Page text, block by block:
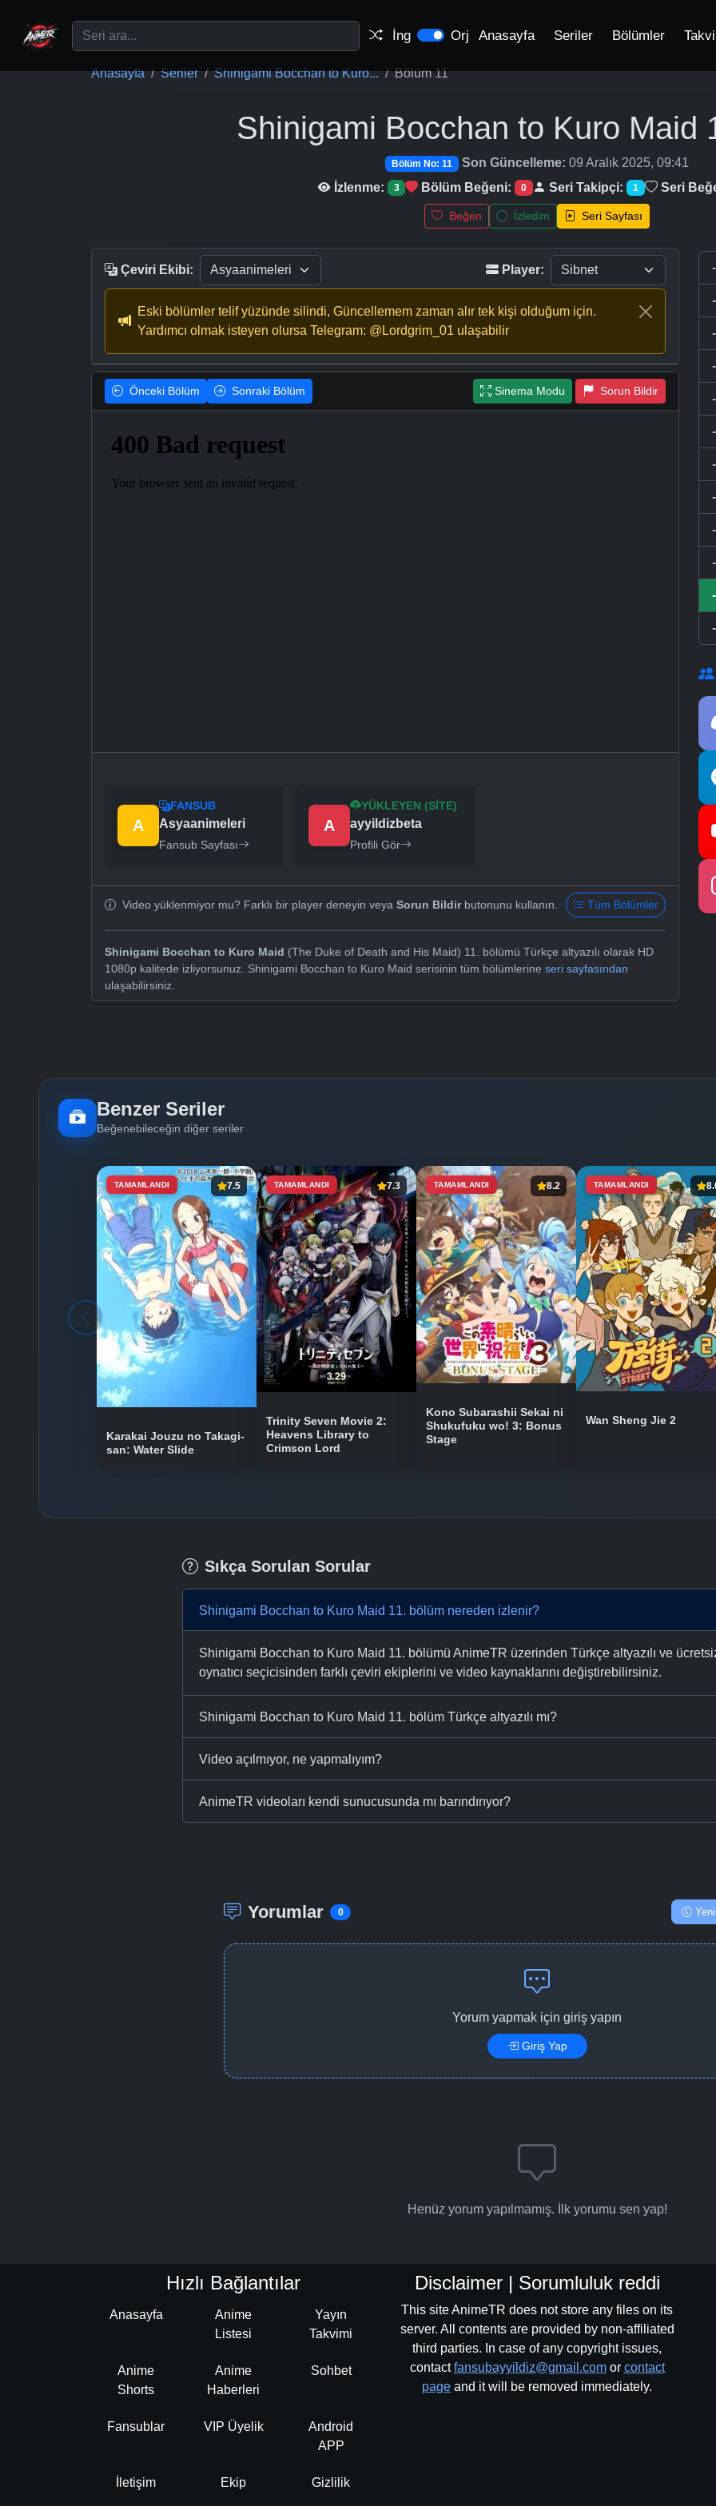
İng Orj Anasayfa Seriler Bölümler
Anasayfa Seriler Shinigami Bocchan to Kuro... Bölüm 11
Shinigami Bocchan to Kuro Maid
Bölüm No: 11 Son Güncelleme: 09 Aralık 2025, 09:41
İzlenme:
3 Bölüm Beğeni: 0 Seri Takipçi: 1 Seri
Beğen İzledim Seri Sayfası
Çeviri Ekibi: Player:
Eski bölümler telif yüzünde silindi, Güncellemem zaman alır tek kişi olduğum için.
Yardımcı olmak isteyen olursa Telegram: @Lordgrim_01 ulaşabilir
Önceki Bölüm Sonraki Bölüm Sinema Modu Sorun Bildir
A
FANSUB
Asyaanimeleri
Fansub Sayfası
A
YÜKLEYEN (SITE)
ayyildizbeta
Profili Gör
Video yüklenmiyor mu? Farklı bir player deneyin veya Sorun Bildirbutonunu kullanın. Tüm Bölümler
Shinigami Bocchan to Kuro Maid (The Duke of Death and His Maid) 11. bölümü Türkçe altyazılı olarak HD
1080p kalitede izliyorsunuz. Shinigami Bocchan to Kuro Maid serisinin tüm bölümlerine seri sayfasından
ulaşabilirsiniz.
Benzer Seriler
Beğenebileceğin diğer seriler
TAMAMLANDI 7.5
Karakai Jouzu no Takagi-
san: Water Slide
TAMAMLANDI 7.3
Trinity Seven Movie 2:
Heavens Library to
Crimson Lord
TAMAMLANDI 8.2
Kono Subarashii Sekai ni
Shukufuku wo! 3: Bonus
Stage
TAMAMLANDI
Wan Sheng Jie 2
Sıkça Sorulan Sorular
Shinigami Bocchan to Kuro Maid 11. bölüm nereden izlenir?
Shinigami Bocchan to Kuro Maid 11. bölümü AnimeTR üzerinden Türkçe altyazılı ve
oynatıcı seçicisinden farklı çeviri ekiplerini ve video kaynaklarını değiştirebilirsiniz.
Shinigami Bocchan to Kuro Maid 11. bölüm Türkçe altyazılı mı?
Video açılmıyor, ne yapmalıyım?
AnimeTR videoları kendi sunucusunda mı barındırıyor?
Yorumlar 0 Yeni
Yorum yapmak için giriş yapın
Giriş Yap
Henüz yorum yapılmamış. İlk yorumu sen yap!
Hızlı Bağlantılar
Anasayfa
Anime
Listesi
Yayın
Takvimi
Anime
Shorts
Anime
Haberleri
Sohbet
Fansublar VIP Üyelik
Android
APP
İletişim Ekip Gizlilik
Disclaimer | Sorumluluk reddi
This site AnimeTR does not store any files on its
server. All contents are provided by non-affiliated
third parties. In case of any copyright issues,
contactfansubayyildiz@gmail.comor contact
page and it will be removed immediately.